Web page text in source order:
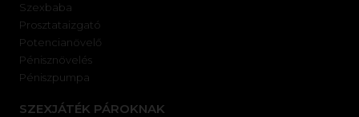
Szexbaba
Prosztataizgató
Potencianövelő
Pénisznövelés
Péniszpumpa
SZEXJÁTÉK PÁROKNAK